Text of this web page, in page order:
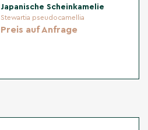
Japanische Scheinkamelie
Stewartia pseudocamellia
Preis auf Anfrage